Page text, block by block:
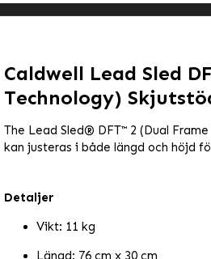
Caldwell Lead Sled
Technology)
The Lead Sled® DFT™ 2 (Dual
kan justeras i både längd och höjd
Detaljer
Vikt: 11 kg
Längd: 76 cm x 30 cm